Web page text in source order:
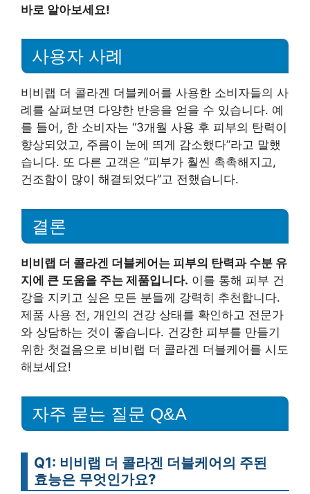
바로 알아보세요!
사용자 사례
비비랩 더 콜라겐 더블케어를 사용한 소비자들의 사
례를 살펴보면 다양한 반응을 얻을 수 있습니다. 예
를 들어, 한 소비자는 “3개월 사용 후 피부의 탄력이
향상되었고, 주름이 눈에 띄게 감소했다”라고 말했
습니다. 또 다른 고객은 “피부가 훨씬 촉촉해지고,
건조함이 많이 해결되었다”고 전했습니다.
결론
비비랩 더 콜라겐 더블케어는 피부의 탄력과 수분 유
지에 큰 도움을 주는 제품입니다. 이를 통해 피부 건
강을 지키고 싶은 모든 분들께 강력히 추천합니다.
제품 사용 전, 개인의 건강 상태를 확인하고 전문가
와 상담하는 것이 좋습니다. 건강한 피부를 만들기
위한 첫걸음으로 비비랩 더 콜라겐 더블케어를 시도
해보세요!
자주 묻는 질문 Q&A
Q1: 비비랩 더 콜라겐 더블케어의 주된
효능은 무엇인가요?